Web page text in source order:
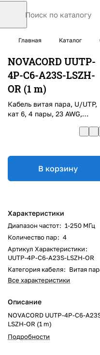
Главная Каталог
NOVACORD UUTP-
4P-C6-A23S-LSZH-
OR (1 m)
Кабель витая пара, U/UTP,
кат 6, 4 пары, 23 AWG,
В корзину
Характеристики
Диапазон частот: 1-250 МГц
Количество пар: 4
Артикул Характеристики:
UUTP-4P-C6-A23S-LSZH-OR
Категория кабеля: Витая
Все характеристики
Описание
NOVACORD UUTP-4P-C6-
LSZH-OR (1 m)
Подробности